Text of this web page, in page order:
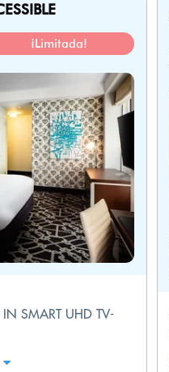
¡Limitada!
SMART UHD TV-